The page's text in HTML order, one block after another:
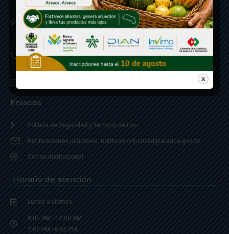
Calle 20 - Carrera 21 Esquina
Código postal 810001
Linea de Servicio a la Ciudadania: 57- 6078851946
Linea Anticorrupción: 607885 3374
Enlaces
Política de Seguridad y Termino de Uso
Notificaciones judiciales: notificacionjudicial@arauca.gov.co
Correo Institucional
Horario de atención
Lunes a viernes
8:00 AM - 12:00 AM
2:00 PM - 6:00 PM.